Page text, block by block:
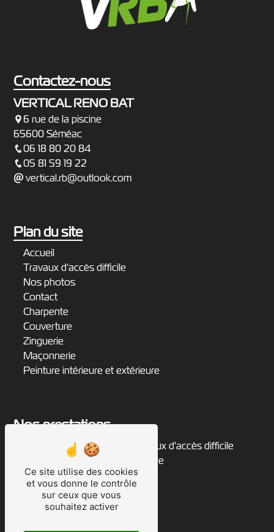
Contactez-nous
VERTICAL RENO BAT
6 rue de la piscine
65600 Séméac
06 18 80 20 84
05 81 59 19 22
vertical.rb@outlook.com
Plan du site
Accueil
Travaux d'accès difficile
Nos photos
Contact
Charpente
Couverture
Zinguerie
Maçonnerie
Peinture intérieure et extérieure
Nos prestations
rénovation de toiture
charpentier
cordiste
peinture extérieure
travaux d'accès difficile
peintre
Ce site utilise des cookies
et vous donne le contrôle
sur ceux que vous
souhaitez activer